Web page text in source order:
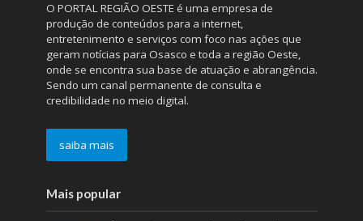
O PORTAL REGIÃO OESTE é uma empresa de
produção de conteúdos para a internet,
entretenimento e serviços com foco nas ações que
geram notícias para Osasco e toda a região Oeste,
onde se encontra sua base de atuação e abrangência.
Sendo um canal permanente de consulta e
credibilidade no meio digital.
saiba mais
Mais popular